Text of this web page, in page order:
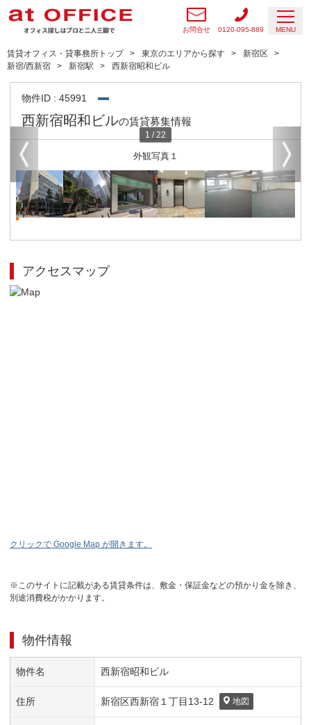
お問合せ 0120-095-889 MENU
賃貸オフィス・貸事務所トップ 東京のエリアから探す
新宿区
新宿/西新宿
新宿駅 西新宿昭和ビル
物件ID : 45991
西新宿昭和ビルの賃貸募集情報
外観写真１
1 /22
アクセスマップ
クリックで Google Map が開きます。
※このサイトに記載がある賃貸条件は、敷金・保証金などの預かり金を除き、
別途消費税がかかります。
物件情報
物件名 西新宿昭和ビル
住所 新宿区西新宿１丁目 13-12 地図